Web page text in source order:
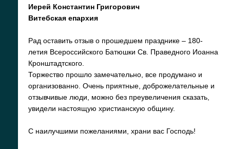
Иерей Константин Григорович
Витебская епархия
Рад оставить отзыв о прошедшем празднике – 180-
летия Всероссийского Батюшки Св. Праведного Иоанна
Кронштадтского.
Торжество прошло замечательно, все продумано и
организованно. Очень приятные, доброжелательные и
отзывчивые люди, можно без преувеличения сказать,
увидели настоящую христианскую общину.
С наилучшими пожеланиями, храни вас Господь!